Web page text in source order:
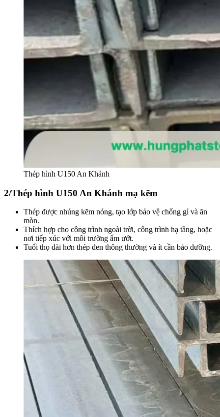
Thép hình U150 An Khánh
2/Thép hình U150 An Khánh mạ kẽm
Thép được nhúng kẽm nóng, tạo lớp bảo vệ chống gỉ và ăn
mòn.
Thích hợp cho công trình ngoài trời, công trình hạ tầng, hoặc
nơi tiếp xúc với môi trường ẩm ướt.
Tuổi thọ dài hơn thép đen thông thường và ít cần bảo dưỡng.